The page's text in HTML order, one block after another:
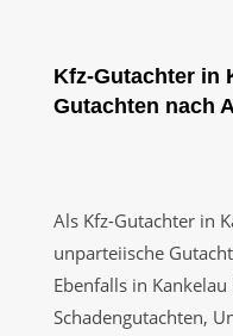
Kfz-Gutachter in
Gutachten nach
Als Kfz-Gutachter in
unparteiische
Ebenfalls in
Schadengutachten,